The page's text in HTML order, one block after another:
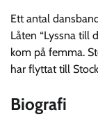
Ett antal
Låten “Lyssna till
kom på femma.
har flyttat till
Biografi